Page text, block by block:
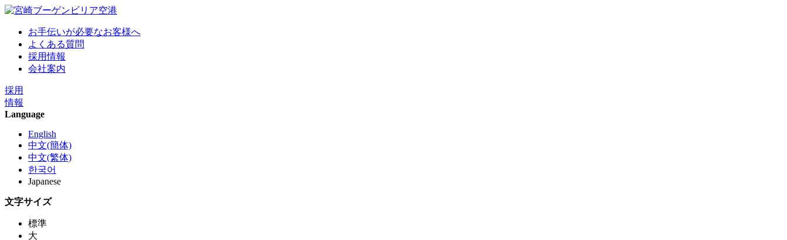
お手伝いが必要なお客様へ
よくある質問
採用情報
会社案内
採用
情報
Language
English
中文(簡体)
中文(繁体)
한국어
Japanese
文字サイズ
標準
大